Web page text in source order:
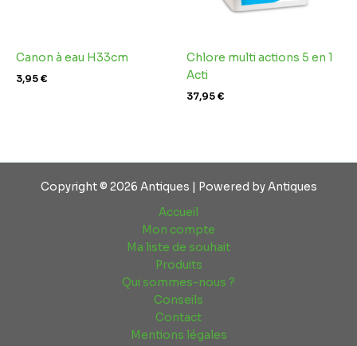
Canon à eau H33cm
3,95€
Chlore multi actions 5 en 1
Acti
37,95€
Copyright © 2026 Antiques | Powered by Antiques
Accueil
Mon compte
Ma liste de souhait
Produits
Qui sommes-nous ?
Conseils
Contact
Mentions légales